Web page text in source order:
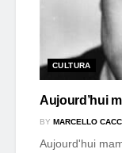
CULTURA
Aujourd’hui
BY MARCELLO
Aujourd'hui